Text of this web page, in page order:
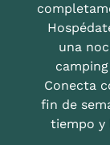
una
Conecta
fin de
tiempo y